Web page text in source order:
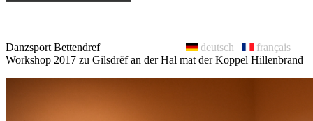
Danzsport Bettendref deutsch |
français
Workshop 2017 zu Gilsdrëf an der Hal mat der Koppel Hillenbrand